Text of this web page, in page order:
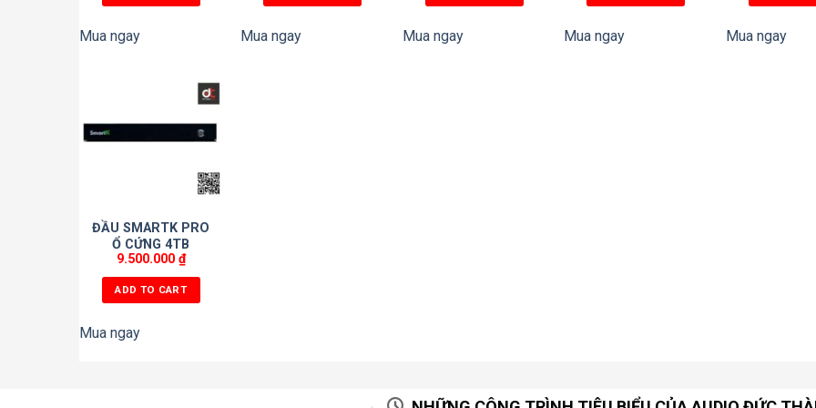
Mua ngay Mua ngay Mua ngay Mua ngay Mua ngay
ĐẦU SMARTK PRO
Ổ CỨNG 4TB
9.500.000 ₫
ADD TO CART
Mua ngay